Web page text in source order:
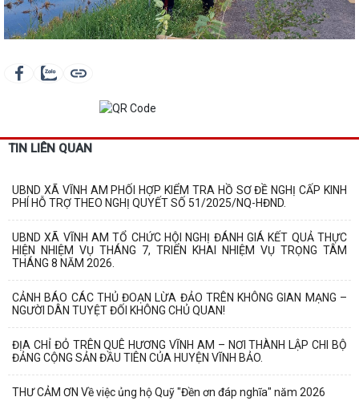
TIN LIÊN QUAN
UBND XÃ VĨNH AM PHỐI HỢP KIỂM TRA HỒ SƠ ĐỀ NGHỊ CẤP KINH
PHÍ HỖ TRỢ THEO NGHỊ QUYẾT SỐ 51/2025/NQ-HĐND.
UBND XÃ VĨNH AM TỔ CHỨC HỘI NGHỊ ĐÁNH GIÁ KẾT QUẢ THỰC
HIỆN NHIỆM VỤ THÁNG 7, TRIỂN KHAI NHIỆM VỤ TRỌNG TÂM
THÁNG 8 NĂM 2026.
CẢNH BÁO CÁC THỦ ĐOẠN LỪA ĐẢO TRÊN KHÔNG GIAN MẠNG –
NGƯỜI DÂN TUYỆT ĐỐI KHÔNG CHỦ QUAN!
ĐỊA CHỈ ĐỎ TRÊN QUÊ HƯƠNG VĨNH AM – NƠI THÀNH LẬP CHI BỘ
ĐẢNG CỘNG SẢN ĐẦU TIÊN CỦA HUYỆN VĨNH BẢO.
THƯ CẢM ƠN Về việc ủng hộ Quỹ "Đền ơn đáp nghĩa" năm 2026